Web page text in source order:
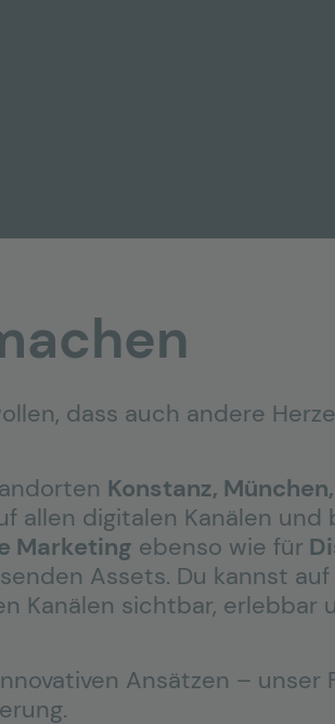
dass auch andere
Konstanz,
allen digitalen Kanälen und
Marketing ebenso wie für
Assets. Du kannst
Kanälen sichtbar, erlebbar
Ansätzen – unser